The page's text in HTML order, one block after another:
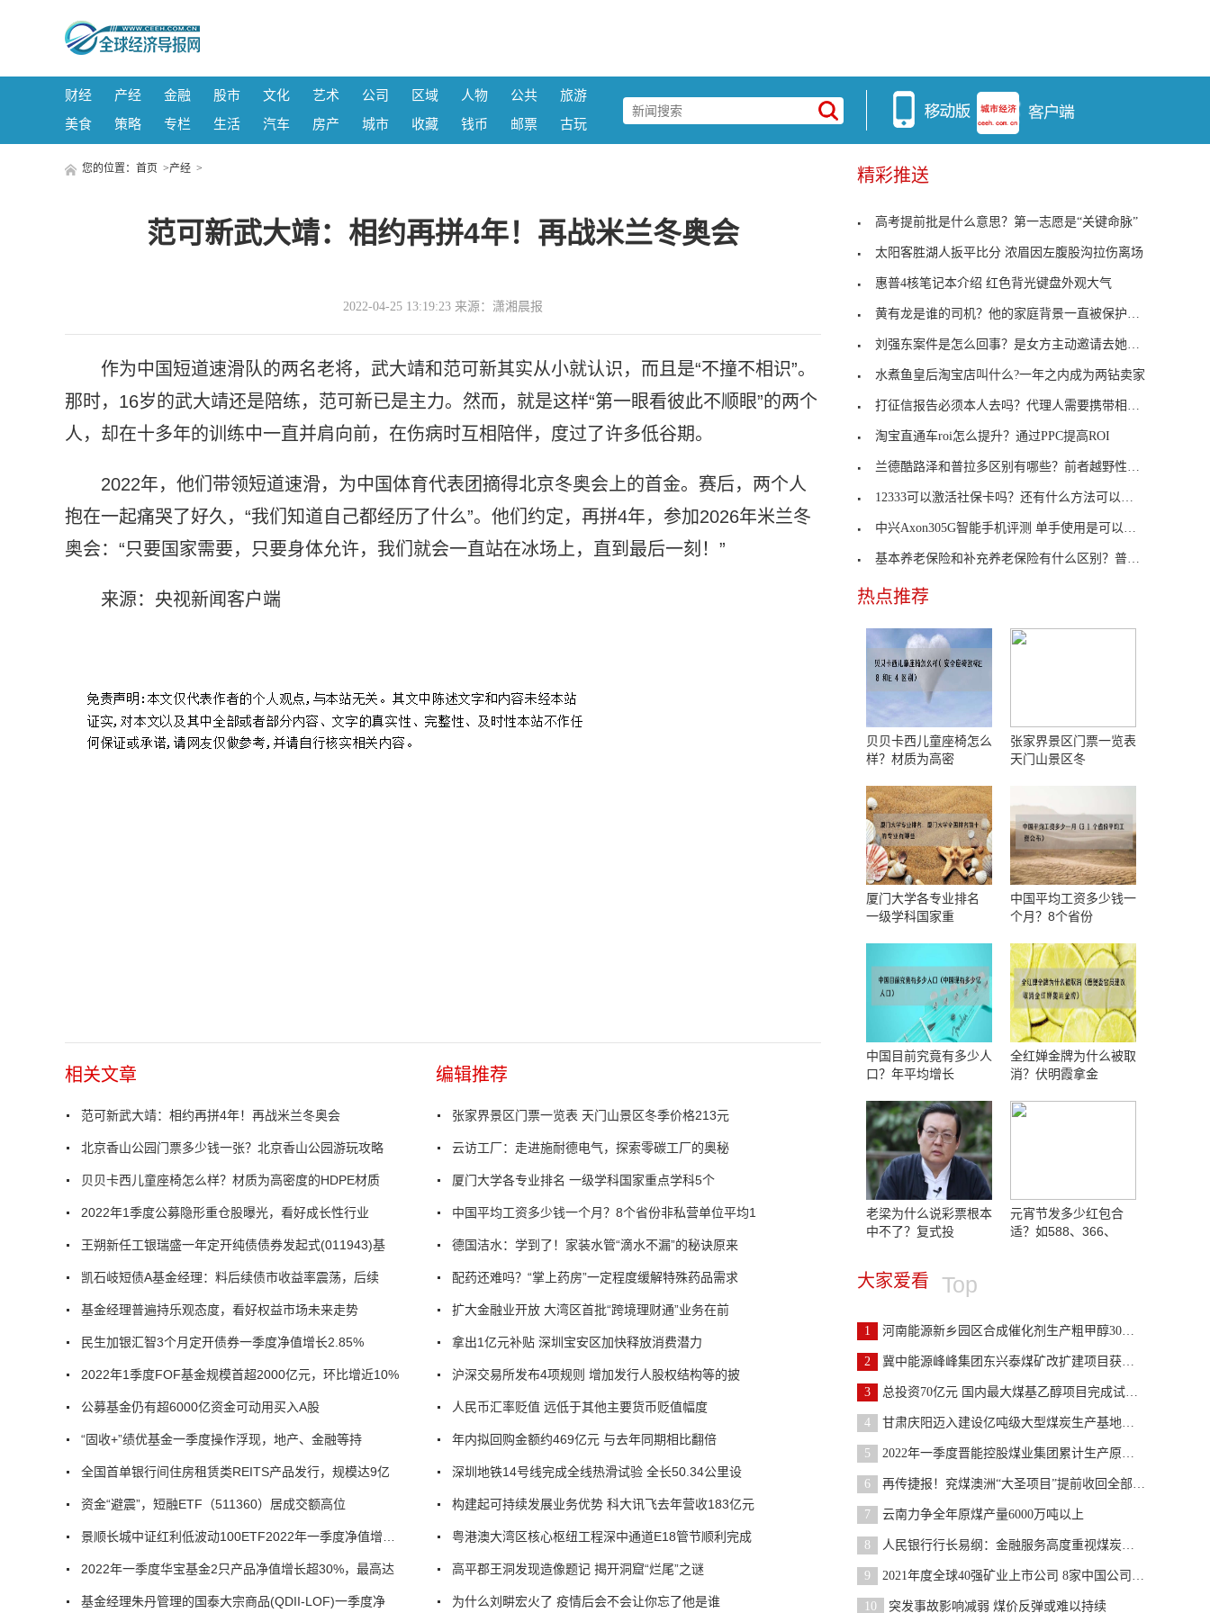
财经 产经 金融 股市 文化 艺术 公司 区域 人物 公共
旅游
美食
策略 专栏 生活 汽车 房产 城市 收藏 钱币 邮票 古玩
您的位置： 首页 >产经 >
范可新武大靖：相约再拼4年！再战米兰冬奥会
2022-04-25 13:19:23 来源：潇湘晨报
作为中国短道速滑队的两名老将，武大靖和范可新其实从小就认识，而且是“不撞不相识”。
那时，16岁的武大靖还是陪练，范可新已是主力。然而，就是这样“第一眼看彼此不顺眼”的两个
人，却在十多年的训练中一直并肩向前，在伤病时互相陪伴，度过了许多低谷期。
2022年，他们带领短道速滑，为中国体育代表团摘得北京冬奥会上的首金。赛后，两个人
抱在一起痛哭了好久，“我们知道自己都经历了什么”。他们约定，再拼4年，参加2026年米兰冬
奥会：“只要国家需要，只要身体允许，我们就会一直站在冰场上，直到最后一刻！”
来源：央视新闻客户端
相关文章
范可新武大靖：相约再拼4年！再战米兰冬奥会
北京香山公园门票多少钱一张？北京香山公园游玩攻略
贝贝卡西儿童座椅怎么样？材质为高密度的HDPE材质
2022年1季度公募隐形重仓股曝光，看好成长性行业
王朔新任工银瑞盛一年定开纯债债券发起式(011943)基
凯石岐短债A基金经理：料后续债市收益率震荡，后续
基金经理普遍持乐观态度，看好权益市场未来走势
民生加银汇智3个月定开债券一季度净值增长2.85%
2022年1季度FOF基金规模首超2000亿元，环比增近10%
公募基金仍有超6000亿资金可动用买入A股
“固收+”绩优基金一季度操作浮现，地产、金融等持
全国首单银行间住房租赁类REITS产品发行，规模达9亿
资金“避震”，短融ETF（511360）居成交额高位
景顺长城中证红利低波动100ETF2022年一季度净值增长4.29%
2022年一季度华宝基金2只产品净值增长超30%，最高达
基金经理朱丹管理的国泰大宗商品(QDII-LOF)一季度净
编辑推荐
张家界景区门票一览表 天门山景区冬季价格213元
云访工厂：走进施耐德电气，探索零碳工厂的奥秘
厦门大学各专业排名 一级学科国家重点学科5个
中国平均工资多少钱一个月？8个省份非私营单位平均1
德国洁水：学到了！家装水管“滴水不漏”的秘诀原来
配药还难吗？“掌上药房”一定程度缓解特殊药品需求
扩大金融业开放 大湾区首批“跨境理财通”业务在前
拿出1亿元补贴 深圳宝安区加快释放消费潜力
沪深交易所发布4项规则 增加发行人股权结构等的披
人民币汇率贬值 远低于其他主要货币贬值幅度
年内拟回购金额约469亿元 与去年同期相比翻倍
深圳地铁14号线完成全线热滑试验 全长50.34公里设
构建起可持续发展业务优势 科大讯飞去年营收183亿元
粤港澳大湾区核心枢纽工程深中通道E18管节顺利完成
高平郡王洞发现造像题记 揭开洞窟“烂尾”之谜
为什么刘畊宏火了 疫情后会不会让你忘了他是谁
精彩推送
高考提前批是什么意思？第一志愿是“关键命脉”
太阳客胜湖人扳平比分 浓眉因左腹股沟拉伤离场
惠普4核笔记本介绍 红色背光键盘外观大气
黄有龙是谁的司机？他的家庭背景一直被保护的很好
刘强东案件是怎么回事？是女方主动邀请去她的公寓
水煮鱼皇后淘宝店叫什么?一年之内成为两钻卖家
打征信报告必须本人去吗？代理人需要携带相关资料
淘宝直通车roi怎么提升？通过PPC提高ROI
兰德酷路泽和普拉多区别有哪些？前者越野性更加强大
12333可以激活社保卡吗？还有什么方法可以激活社保
中兴Axon305G智能手机评测 单手使用是可以管理的
基本养老保险和补充养老保险有什么区别？普及程度不
热点推荐
贝贝卡西儿童座椅怎么
样？材质为高密
张家界景区门票一览表
天门山景区冬
厦门大学各专业排名
一级学科国家重
中国平均工资多少钱一
个月？8个省份
中国目前究竟有多少人
口？年平均增长
全红婵金牌为什么被取
消？伏明霞拿金
老梁为什么说彩票根本
中不了？复式投
元宵节发多少红包合
适？如588、366、
大家爱看 Top
1 河南能源新乡园区合成催化剂生产粗甲醇30万吨
2 冀中能源峰峰集团东兴泰煤矿改扩建项目获新疆发改委
3 总投资70亿元 国内最大煤基乙醇项目完成试车首个重
4 甘肃庆阳迈入建设亿吨级大型煤炭生产基地新阶段
5 2022年一季度晋能控股煤业集团累计生产原煤1.01亿吨
6 再传捷报！兖煤澳洲“大圣项目”提前收回全部投资
7 云南力争全年原煤产量6000万吨以上
8 人民银行行长易纲：金融服务高度重视煤炭、石油、天
9 2021年度全球40强矿业上市公司 8家中国公司上榜
10 突发事故影响减弱 煤价反弹或难以持续